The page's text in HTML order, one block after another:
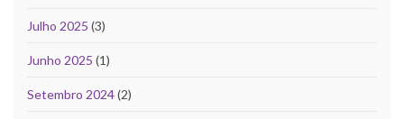
Julho 2025 (3)
Junho 2025 (1)
Setembro 2024(2)